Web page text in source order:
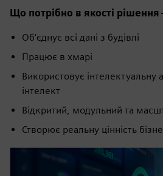
Що потрібно в якості
Об'єднує всі дані з будівлі
Працює в хмарі
Використовує інтелектуальну
інтелект
Відкритий, модульний та
Створює реальну цінність